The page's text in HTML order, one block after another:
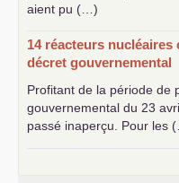
aient pu (…)
14 réacteurs nucléaires
décret gouvernemental
Profitant de la période de
gouvernemental du 23
passé inaperçu. Pour les